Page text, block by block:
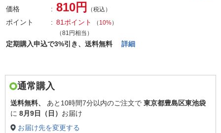
価格 810円 （税込）
ポイント 81ポイント （ 10%）
（81円相当）
定期購入申込で3%引き、送料無料 詳細
通常購入
送料無料、 あと 10時間7分以内のご注文で 東京都豊島区東池袋
に 8月9日（日） お届け
お届け先を変更する